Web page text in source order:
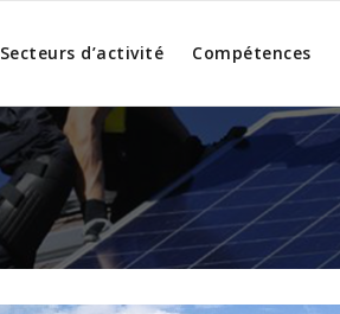
Secteurs d’activité Compétences